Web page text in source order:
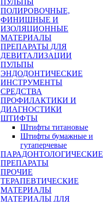
ПУЛЬПЫ
ПОЛИРОВОЧНЫЕ,
ФИНИШНЫЕ И
ИЗОЛЯЦИОННЫЕ
МАТЕРИАЛЫ
ПРЕПАРАТЫ ДЛЯ
ДЕВИТАЛИЗАЦИИ
ПУЛЬПЫ
ЭНДОДОНТИЧЕСКИЕ
ИНСТРУМЕНТЫ
СРЕДСТВА
ПРОФИЛАКТИКИ И
ДИАГНОСТИКИ
ШТИФТЫ
Штифты титановые
Штифты бумажные и
гутаперчевые
ПАРАДОНТОЛОГИЧЕСКИЕ
ПРЕПАРАТЫ
ПРОЧИЕ
ТЕРАПЕВТИЧЕСКИЕ
МАТЕРИАЛЫ
МАТЕРИАЛЫ ДЛЯ